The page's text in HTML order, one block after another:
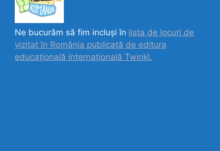
Ne bucurăm să fim incluși în lista de locuri de
vizitat în România publicată de editura
educațională internațională Twinkl.